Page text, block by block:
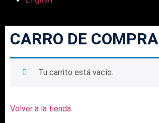
CARRO DE COMPRA
Tu carrito está vacío.
Volver a la tienda